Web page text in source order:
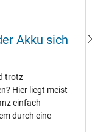
Akku sich
trotz
Hier liegt meist
einfach
durch eine